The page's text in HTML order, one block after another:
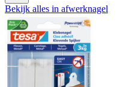
Bekijk alles in afwerknagel